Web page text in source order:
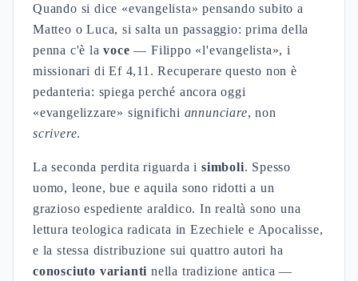
Quando si dice «evangelista» pensando subito a
Matteo o Luca, si salta un passaggio: prima della
penna c'è lavoce — Filippo «l'evangelista», i
missionari di Ef 4,11. Recuperare questo non è
pedanteria: spiega perché ancora oggi
«evangelizzare» significhi annunciare, non
scrivere.
La seconda perdita riguarda i simboli. Spesso
uomo, leone, bue e aquila sono ridotti a un
grazioso espediente araldico. In realtà sono una
lettura teologica radicata in Ezechiele e Apocalisse,
e la stessa distribuzione sui quattro autori ha
conosciuto varianti nella tradizione antica —